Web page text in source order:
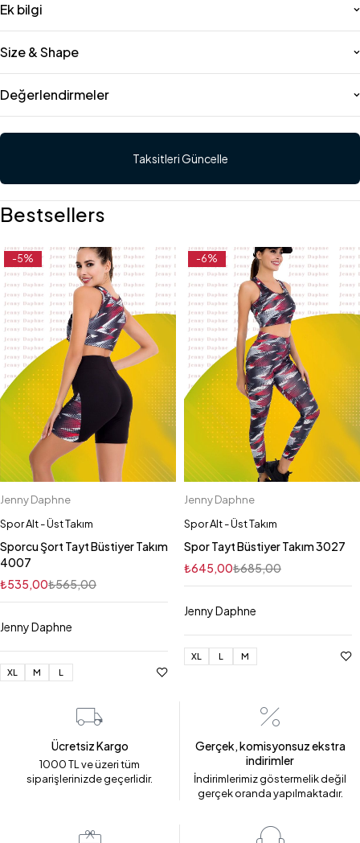
Ek bilgi
Size & Shape
Değerlendirmeler
Taksitleri Güncelle
Bestsellers
-5%
Jenny Daphne
Spor Alt - Üst Takım
Sporcu Şort Tayt Büstiyer Takım
4007
₺565,00
₺535,00
Jenny Daphne
XL M L
-6%
Jenny Daphne
Spor Alt - Üst Takım
Spor Tayt Büstiyer Takım 3027
₺685,00
₺645,00
Jenny Daphne
XL L M
Ücretsiz Kargo
1000 TL ve üzeri tüm
siparişlerinizde geçerlidir.
Gerçek, komisyonsuz ekstra
indirimler
İndirimlerimiz göstermelik değil
gerçek oranda yapılmaktadır.